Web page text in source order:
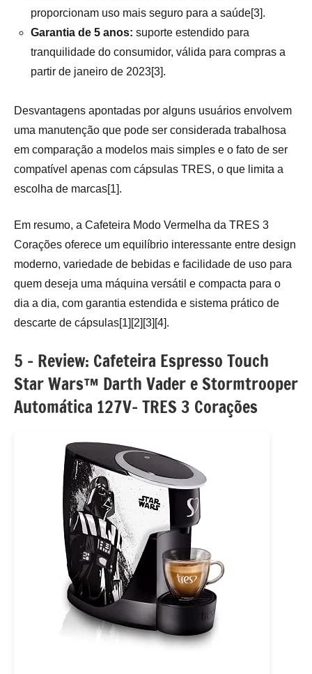
proporcionam uso mais seguro para a saúde[3].
Garantia de 5 anos: suporte estendido para
tranquilidade do consumidor, válida para compras a
partir de janeiro de 2023[3].
Desvantagens apontadas por alguns usuários envolvem
uma manutenção que pode ser considerada trabalhosa
em comparação a modelos mais simples e o fato de ser
compatível apenas com cápsulas TRES, o que limita a
escolha de marcas[1].
Em resumo, a Cafeteira Modo Vermelha da TRES 3
Corações oferece um equilíbrio interessante entre design
moderno, variedade de bebidas e facilidade de uso para
quem deseja uma máquina versátil e compacta para o
dia a dia, com garantia estendida e sistema prático de
descarte de cápsulas[1][2][3][4].
5 – Review: Cafeteira Espresso Touch
Star Wars™ Darth Vader e Stormtrooper
Automática 127V- TRES 3 Corações